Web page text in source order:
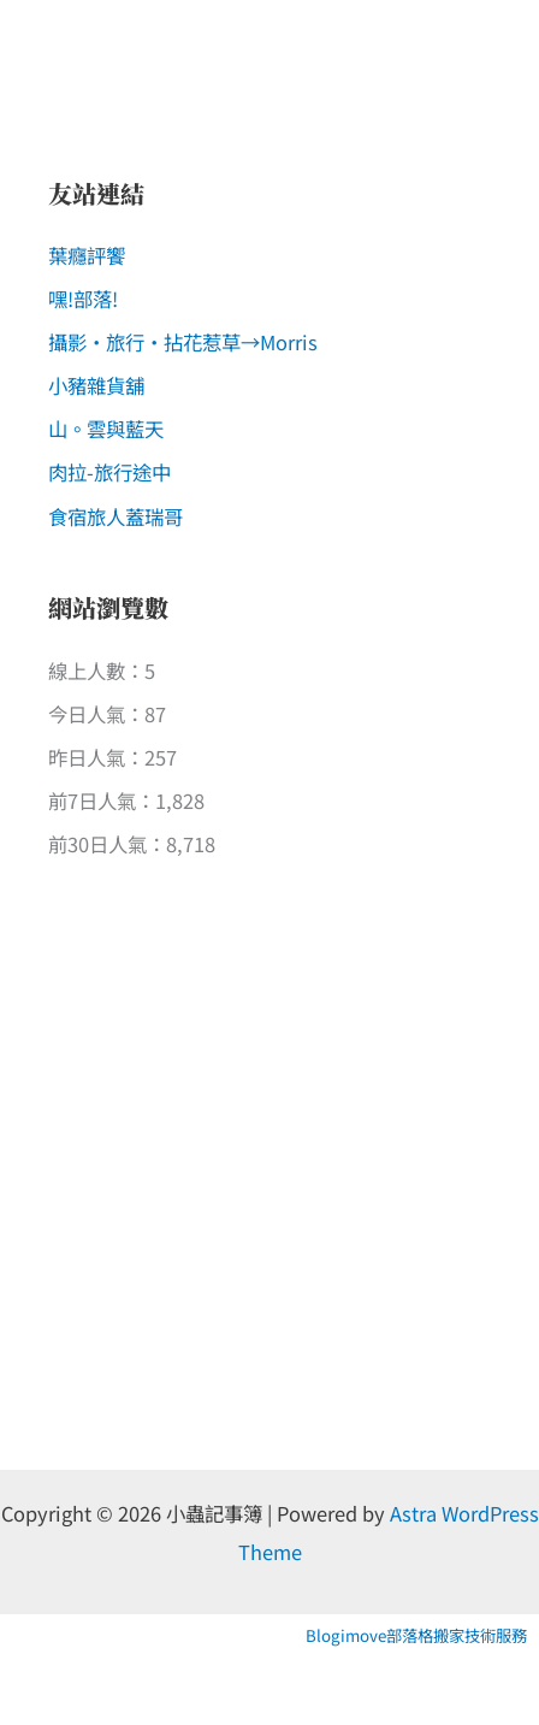
友站連結
葉癮評饗
嘿!部落!
攝影‧旅行‧拈花惹草→Morris
小豬雜貨舖
山。雲與藍天
肉拉-旅行途中
食宿旅人蓋瑞哥
網站瀏覽數
線上人數：5
今日人氣：87
昨日人氣：257
前7日人氣：1,828
前30日人氣：8,718
Copyright © 2026 小蟲記事簿 | Powered byAstra WordPress
Theme
Blogimove部落格搬家技術服務